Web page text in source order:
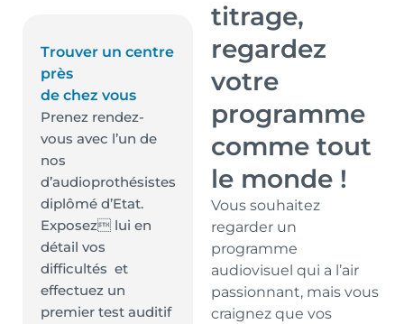
Trouver un centre
près
de chez vous
Prenez rendez-
vous avec l’un de
nos
d’audioprothésistes
diplômé d’Etat.
Exposez lui en
détail vos
difficultés et
effectuez un
premier test auditif
titrage,
regardez
votre
programme
comme tout
le monde !
Vous souhaitez
regarder un
programme
audiovisuel qui a l’air
passionnant, mais vous
craignez que vos